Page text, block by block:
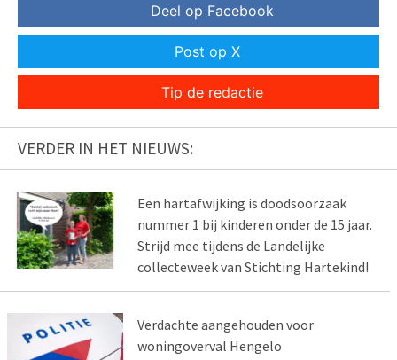
Deel op Facebook
Post op X
Tip de redactie
VERDER IN HET NIEUWS:
Een hartafwijking is doodsoorzaak
nummer 1 bij kinderen onder de 15 jaar.
Strijd mee tijdens de Landelijke
collecteweek van Stichting Hartekind!
Verdachte aangehouden voor
woningoverval Hengelo